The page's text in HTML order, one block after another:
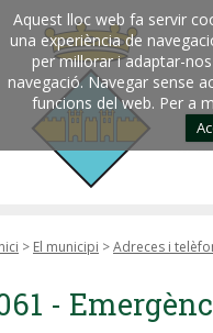
Aquest lloc web fa servir
una experiència de
per millorar i adaptar-
navegació. Navegar sense
funcions del web. Per a
> El municipi >Adreces i
-